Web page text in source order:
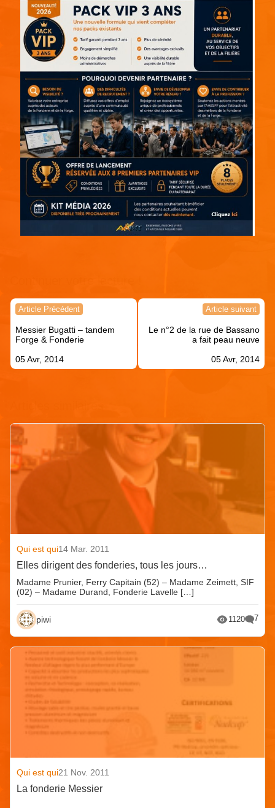
Navigation
l’article
Article Précédent
Messier Bugatti – tandem
Forge & Fonderie
05 Avr, 2014
Article suivant
Le n°2 de la rue de Bassano
a fait peau neuve
05 Avr, 2014
Qui est qui14 Mar. 2011
Elles dirigent des fonderies, tous les jours…
Madame Prunier, Ferry Capitain (52) – Madame Zeimett, SIF
(02) – Madame Durand, Fonderie Lavelle […]
piwi 1120 7
Qui est qui21 Nov. 2011
La fonderie Messier